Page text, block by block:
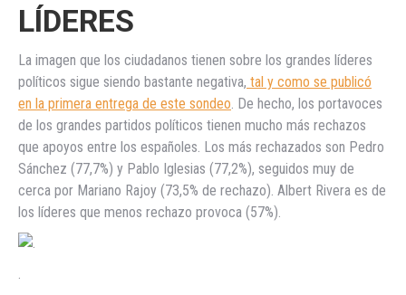
LÍDERES
La imagen que los ciudadanos tienen sobre los grandes líderes
políticos sigue siendo bastante negativa, tal y como se publicó
en la primera entrega de este sondeo. De hecho, los portavoces
de los grandes partidos políticos tienen mucho más rechazos
que apoyos entre los españoles. Los más rechazados son Pedro
Sánchez (77,7%) y Pablo Iglesias (77,2%), seguidos muy de
cerca por Mariano Rajoy (73,5% de rechazo). Albert Rivera es de
los líderes que menos rechazo provoca (57%).
.